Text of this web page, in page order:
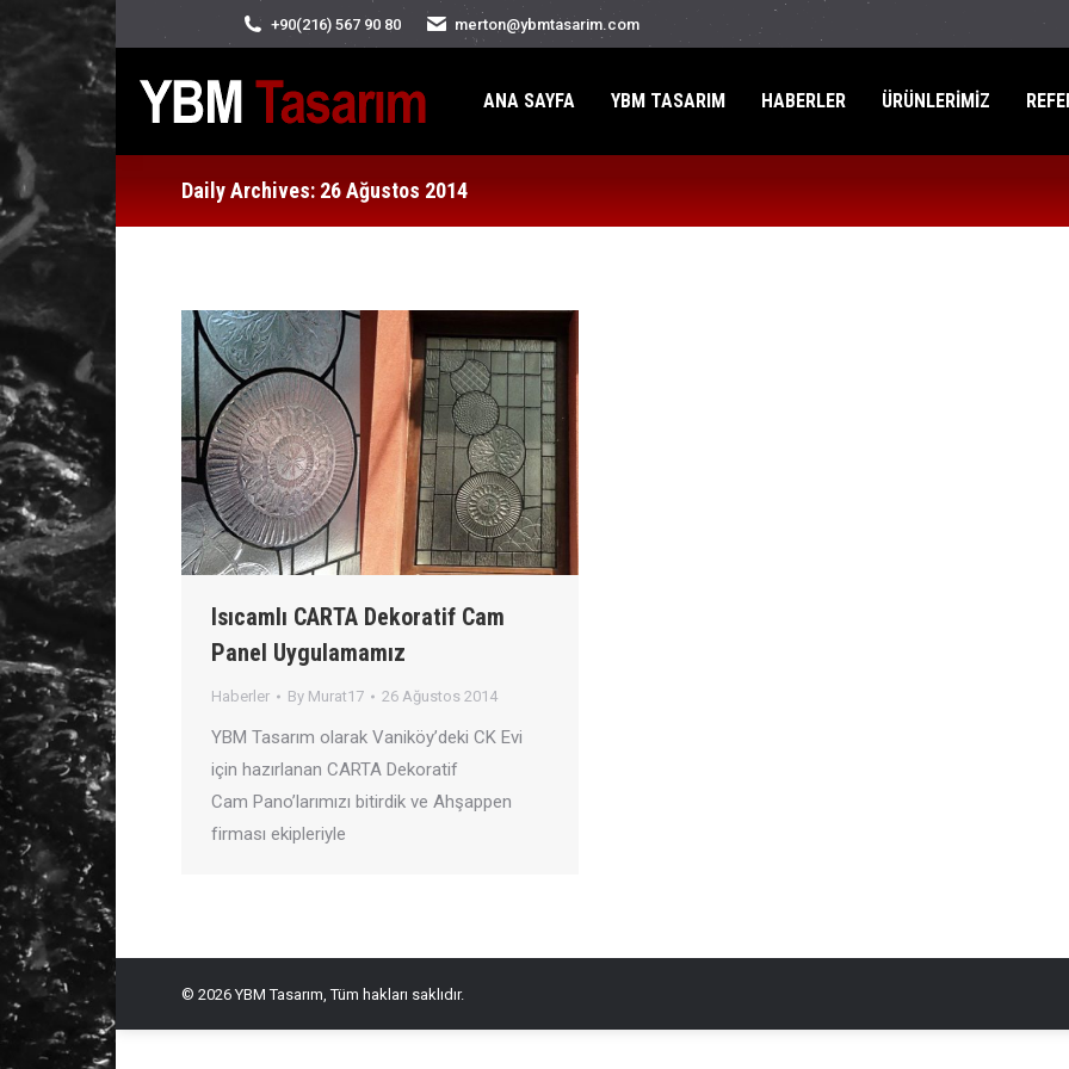
+90(216) 567 90 80 merton@ybmtasarim.com
ANA SAYFA YBM TASARIM HABERLER ÜRÜNLERİMİZ
Daily Archives: 26 Ağustos 2014
Isıcamlı CARTA Dekoratif Cam
Panel Uygulamamız
Haberler By Murat17 26 Ağustos 2014
YBM Tasarım olarak Vaniköy’deki CK Evi
için hazırlanan CARTA Dekoratif
Cam Pano’larımızı bitirdik ve Ahşappen
firması ekipleriyle
© 2026 YBM Tasarım, Tüm hakları saklıdır.